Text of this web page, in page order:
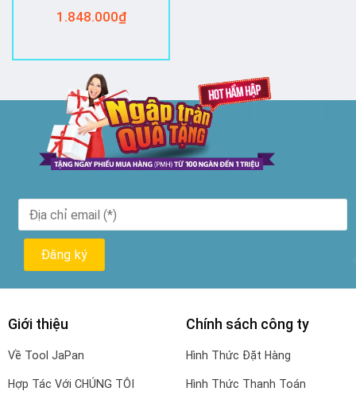
1.848.000₫
Giới thiệu
Về Tool JaPan
Hợp Tác Với CHÚNG TÔI
Chính sách công ty
Hình Thức Đặt Hàng
Hình Thức Thanh Toán